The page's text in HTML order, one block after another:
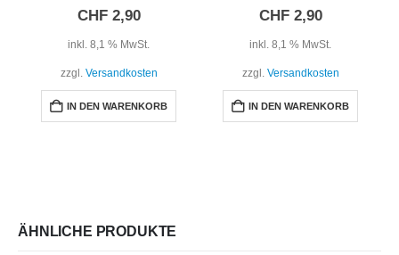
0out of 5
CHF2,90
inkl. 8,1 % MwSt.
zzgl. Versandkosten
IN DEN WARENKORB
0out of 5
CHF2,90
inkl. 8,1 % MwSt.
zzgl. Versandkosten
IN DEN WARENKORB
ÄHNLICHE PRODUKTE